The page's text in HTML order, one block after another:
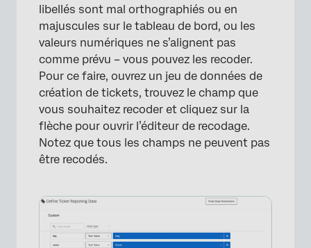
libellés sont mal orthographiés ou en
majuscules sur le tableau de bord, ou les
valeurs numériques ne s’alignent pas
comme prévu – vous pouvez les recoder.
Pour ce faire, ouvrez un jeu de données de
création de tickets, trouvez le champ que
vous souhaitez recoder et cliquez sur la
flèche pour ouvrir l’éditeur de recodage.
Notez que tous les champs ne peuvent pas
être recodés.